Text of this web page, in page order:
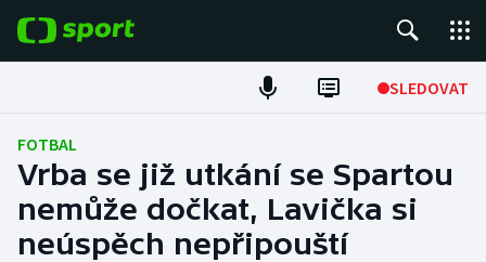
SLEDOVAT
Fotbal
Hokej
Tenis
FOTBAL
Vrba se již utkání se Spartou
nemůže dočkat, Lavička si
neúspěch nepřipouští